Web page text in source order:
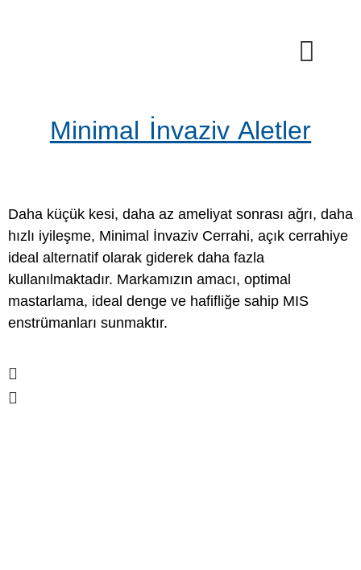
Minimal İnvaziv Aletler
Daha küçük kesi, daha az ameliyat sonrası ağrı, daha
hızlı iyileşme, Minimal İnvaziv Cerrahi, açık cerrahiye
ideal alternatif olarak giderek daha fazla
kullanılmaktadır. Markamızın amacı, optimal
mastarlama, ideal denge ve hafifliğe sahip MIS
enstrümanları sunmaktır.